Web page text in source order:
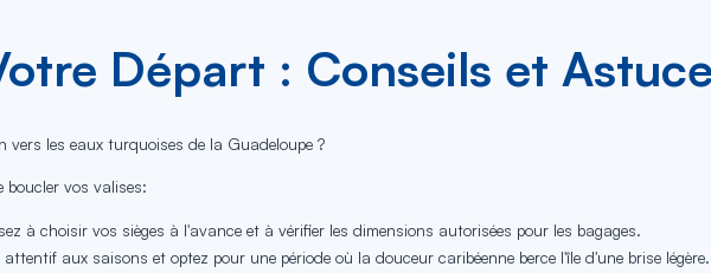
Départ : Conseils et
vers les eaux turquoises de la Guadeloupe ?
vos valises:
à choisir vos sièges à l'avance et à vérifier les dimensions autorisées pour les bagages.
aux saisons et optez pour une période où la douceur caribéenne berce l'île d'une brise légère.